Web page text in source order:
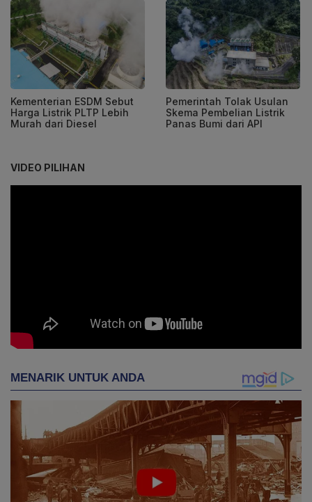
Kementerian ESDM Sebut
Harga Listrik PLTP Lebih
Murah dari Diesel
Pemerintah Tolak Usulan
Skema Pembelian Listrik
Panas Bumi dari API
VIDEO PILIHAN